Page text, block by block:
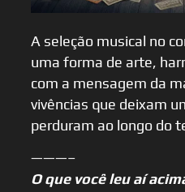
A seleção musical no
uma forma de arte,
com a mensagem da
vivências que deixam
perduram ao longo do
———–
O que você leu aí